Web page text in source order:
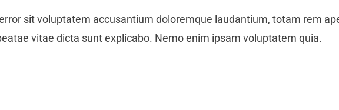
sit voluptatem accusantium doloremque laudantium, totam rem
vitae dicta sunt explicabo. Nemo enim ipsam voluptatem quia.